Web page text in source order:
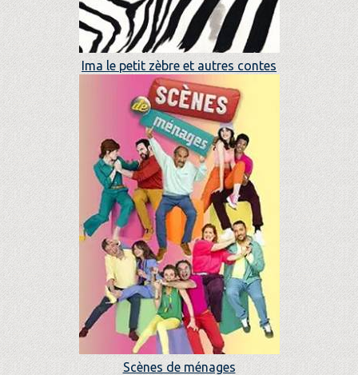
Ima le petit zèbre et autres contes
Scènes de ménages